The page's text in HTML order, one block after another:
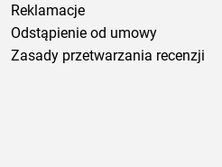
Reklamacje
Odstąpienie od umowy
Zasady przetwarzania recenzji